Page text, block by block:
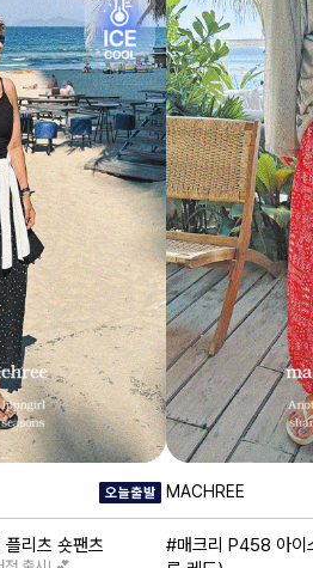
리츠 숏팬츠
MACHREE
#매크리 P458 아이